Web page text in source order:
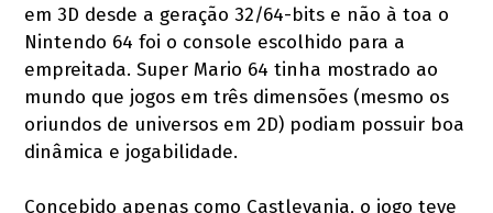
em 3D desde a geração 32/64-bits e não à toa o
Nintendo 64 foi o console escolhido para a
empreitada. Super Mario 64 tinha mostrado ao
mundo que jogos em três dimensões (mesmo os
oriundos de universos em 2D) podiam possuir boa
dinâmica e jogabilidade.
Concebido apenas como Castlevania, o jogo teve